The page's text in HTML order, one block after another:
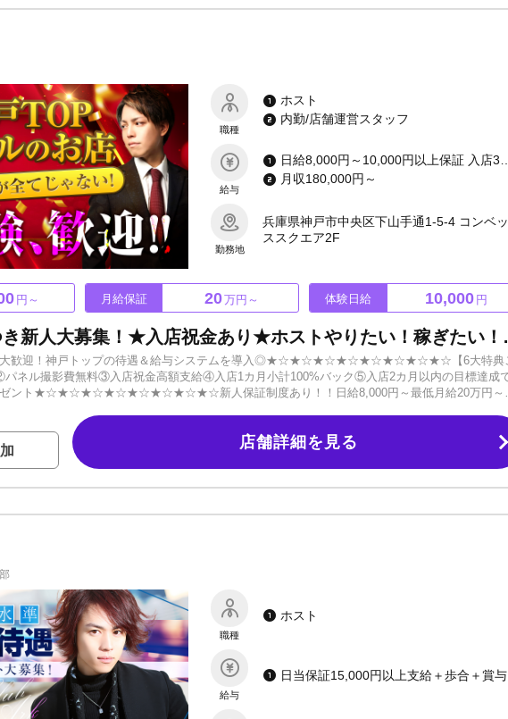
職種
ホスト
内勤/店舗運営スタッフ
給与
日給8,000円～10,000円以上保証 入店3カ月月給200,000円以上支給
月収180,000円～
勤務地
兵庫県神戸市中央区下山手通1-5-4 コンベ
ススクエア2F
円～ 月給保証 20万円～ 体験日給 10,000 円
事業拡大予定に
も大歓迎！神戸トップの待遇＆給与システムを導入◎★☆★☆★☆★☆★☆★☆★☆★☆【6大特典
ネル撮影費無料③入店祝金高額支給④入店1カ月小計100%バック⑤入店2カ月以内の目標達成
ゼント★☆★☆★☆★☆★☆★☆★☆★☆新人保証制度あり！！日給8,000円～最低月給20万円～
る高みを目指す方も大歓迎です！「容姿に自信がない」ホストに応募する前に悩んでしまう人
る人が全員イケメンというわけではありません。入ってみれば「自分でもできるかも」と思える
なくても今後改善していけます。芋っぽさが抜けないなら垢抜ける方法をお伝えします。必要
し遂げたいか。どういう自分になりたいのかです。やる気さえあれば僕たちがサポート致します
ノルマ・罰金ありません！お酒が飲めなくてもOK！応募の秘密は全力で守らせていただけます
店舗詳細を見る
職種
ホスト
給与